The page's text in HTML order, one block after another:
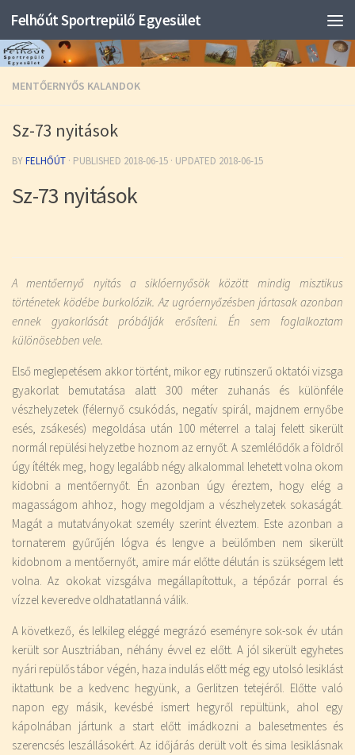
Felhőút Sportrepülő Egyesület
MENTŐERNYŐS KALANDOK
Sz-73 nyitások
BYFELHŐÚT · PUBLISHED 2018-06-15 · UPDATED 2018-06-15
Sz-73 nyitások
A mentőernyő nyitás a siklóernyősök között mindig misztikus
történetek ködébe burkolózik. Az ugróernyőzésben jártasak azonban
ennek gyakorlását próbálják erősíteni. Én sem foglalkoztam
különösebben vele.
Első meglepetésem akkor történt, mikor egy rutinszerű oktatói vizsga
gyakorlat bemutatása alatt 300 méter zuhanás és különféle
vészhelyzetek (félernyő csukódás, negatív spirál, majdnem ernyőbe
esés, zsákesés) megoldása után 100 méterrel a talaj felett sikerült
normál repülési helyzetbe hoznom az ernyőt. A szemlélődők a földről
úgy ítélték meg, hogy legalább négy alkalommal lehetett volna okom
kidobni a mentőernyőt. Én azonban úgy éreztem, hogy elég a
magasságom ahhoz, hogy megoldjam a vészhelyzetek sokaságát.
Magát a mutatványokat személy szerint élveztem. Este azonban a
tornaterem gyűrűjén lógva és lengve a beülőmben nem sikerült
kidobnom a mentőernyőt, amire már előtte délután is szükségem lett
volna. Az okokat vizsgálva megállapítottuk, a tépőzár porral és
vízzel keveredve oldhatatlanná válik.
A következő, és lelkileg eléggé megrázó eseményre sok-sok év után
került sor Ausztriában, néhány évvel ez előtt. A jól sikerült egyhetes
nyári repülős tábor végén, haza indulás előtt még egy utolsó lesiklást
iktattunk be a kedvenc hegyünk, a Gerlitzen tetejéről. Előtte való
napon egy másik, kevésbé ismert hegyről repültünk, ahol egy
kápolnában jártunk a start előtt imádkozni a balesetmentes és
szerencsés leszállásokért. Az időjárás derült volt és sima lesiklásnak